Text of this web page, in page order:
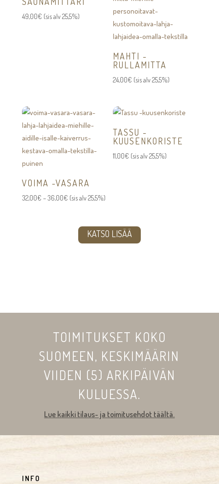
49,00€ (sis alv 25,5%)
MAHTI -
RULLAMITTA
24,00€ (sis alv 25,5%)
VOIMA -VASARA
32,00€ –36,00€Hintaluokka:
36,00€
(sis alv 25,5%)
TASSU -
KUUSENKORISTE
11,00€ (sis alv 25,5%)
KATSO LISÄÄ
TOIMITUKSET KOKO
SUOMEEN, KESKIMÄÄRIN
VIIDEN (5) ARKIPÄIVÄN
KULUESSA.
Lue kaikki tilaus- ja toimitusehdot täältä.
INFO